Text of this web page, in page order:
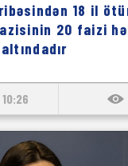
18 il
20 faizi